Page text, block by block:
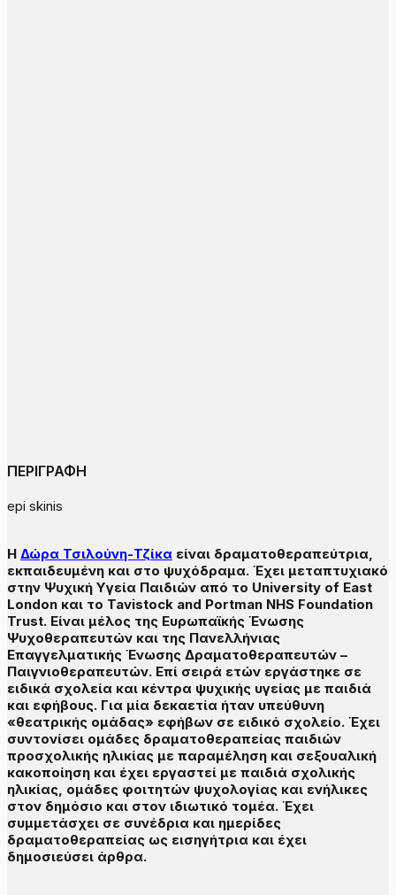
ΠΕΡΙΓΡΑΦΗ
epi skinis
Η Δώρα Τσιλούνη-Τζίκα είναι δραματοθεραπεύτρια,
εκπαιδευμένη και στο ψυχόδραμα. Έχει μεταπτυχιακό
στην Ψυχική Υγεία Παιδιών από το University of East
London και το Tavistock and Portman NHS Foundation
Trust. Είναι μέλος της Ευρωπαϊκής Ένωσης
Ψυχοθεραπευτών και της Πανελλήνιας
Επαγγελματικής Ένωσης Δραματοθεραπευτών –
Παιγνιοθεραπευτών. Επί σειρά ετών εργάστηκε σε
ειδικά σχολεία και κέντρα ψυχικής υγείας με παιδιά
και εφήβους. Για μία δεκαετία ήταν υπεύθυνη
«θεατρικής ομάδας» εφήβων σε ειδικό σχολείο. Έχει
συντονίσει ομάδες δραματοθεραπείας παιδιών
προσχολικής ηλικίας με παραμέληση και σεξουαλική
κακοποίηση και έχει εργαστεί με παιδιά σχολικής
ηλικίας, ομάδες φοιτητών ψυχολογίας και ενήλικες
στον δημόσιο και στον ιδιωτικό τομέα. Έχει
συμμετάσχει σε συνέδρια και ημερίδες
δραματοθεραπείας ως εισηγήτρια και έχει
δημοσιεύσει άρθρα.